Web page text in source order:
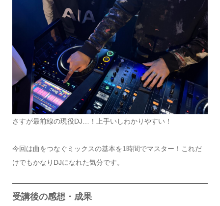
さすが最前線の現役DJ…！上手いしわかりやすい！
今回は曲をつなぐミックスの基本を1時間でマスター！これだ
けでもかなりDJになれた気分です。
受講後の感想・成果